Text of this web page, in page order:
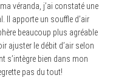
véranda, j’ai constaté une
Il apporte un souffle d’air
beaucoup plus agréable
ajuster le débit d’air selon
s’intègre bien dans mon
pas du tout!